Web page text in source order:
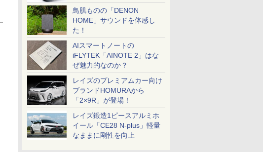
鳥肌ものの「DENON
HOME」サウンドを体感し
た！
AIスマートノートの
iFLYTEK「AINOTE 2」はな
ぜ魅力的なのか？
レイズのプレミアムカー向け
ブランドHOMURAから
「2×9R」が登場！
レイズ鍛造1ピースアルミホ
イール「CE28 N-plus」軽量
なままに剛性を向上